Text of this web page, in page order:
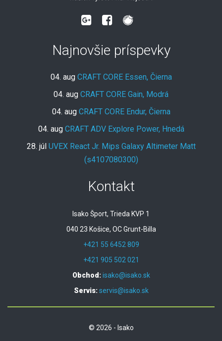
Najnovšie príspevky
04. aug CRAFT CORE Essen, Čierna
04. aug CRAFT CORE Gain, Modrá
04. aug CRAFT CORE Endur, Čierna
04. aug CRAFT ADV Explore Power, Hnedá
28. júl UVEX React Jr. Mips Galaxy Altimeter Matt
(s4107080300)
Kontakt
Isako Šport, Trieda KVP 1
040 23 Košice, OC Grunt-Billa
+421 55 6452 809
+421 905 502 021
Obchod:isako@isako.sk
Servis:servis@isako.sk
© 2026 - Isako